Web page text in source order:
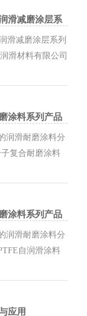
...
滑减磨涂层系
滑减磨涂层系列
滑材料有限公司
二硫化钼自润滑
涂料系列产品
润滑耐磨涂料分
复合耐磨涂料
自润滑涂料系
自润滑涂料系
涂料系列产品
润滑耐磨涂料分
自润滑涂料
耐磨涂料系列、
面，降低表面...
应用